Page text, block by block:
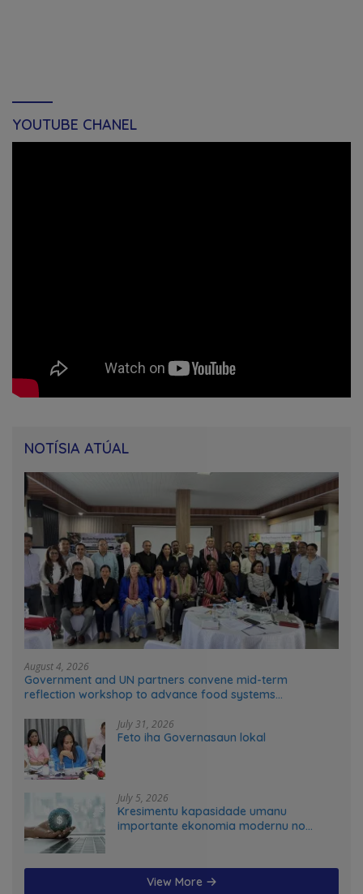
YOUTUBE CHANEL
NOTÍSIA ATÚAL
August 4, 2026
Government and UN partners convene mid-term
reflection workshop to advance food systems
July 31, 2026
Feto iha Governasaun lokal
July 5, 2026
Kresimentu kapasidade umanu
importante ekonomia modernu no
View More